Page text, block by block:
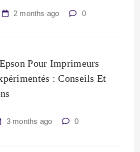
2 months ago 0
Pour Imprimeurs
: Conseils Et
3 months ago 0